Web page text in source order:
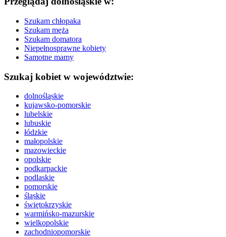
Szukam chłopaka
Szukam męża
Szukam domatora
Niepełnosprawne kobiety
Samotne mamy
Szukaj kobiet w województwie:
dolnośląskie
kujawsko-pomorskie
lubelskie
lubuskie
łódzkie
małopolskie
mazowieckie
opolskie
podkarpackie
podlaskie
pomorskie
śląskie
świętokrzyskie
warmińsko-mazurskie
wielkopolskie
zachodniopomorskie